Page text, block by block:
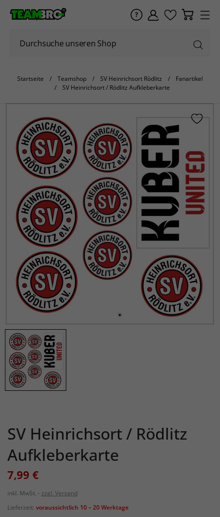
Startseite Teamshop SV Heinrichsort Rödlitz
Fanartikel
SV Heinrichsort / Rödlitz Aufkleberkarte
SV Heinrichsort / Rödlitz
Aufkleberkarte
7,99 €
inkl. MwSt.
zzgl. Versand
Lieferzeit: voraussichtlich 10 – 20 Werktage